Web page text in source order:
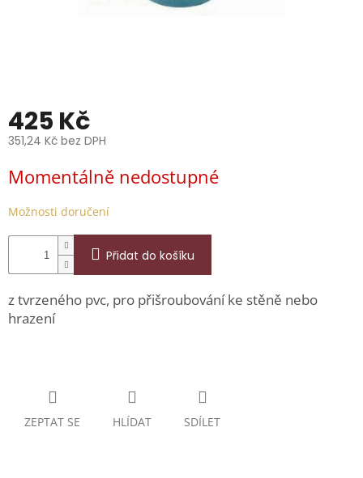
Značky
425 Kč
351,24 Kč bez DPH
cena:
Momentálně nedostupné
Možnosti doručení
Přidat do košíku
z tvrzeného pvc, pro přišroubování ke stěně nebo
hrazení
ZEPTAT SE HLÍDAT SDÍLET